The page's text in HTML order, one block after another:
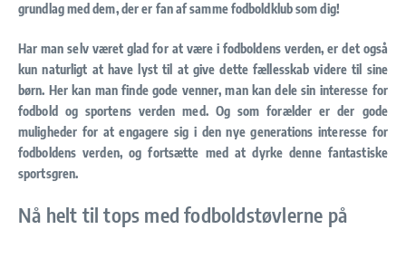
grundlag med dem, der er fan af samme fodboldklub som dig!
Har man selv været glad for at være i fodboldens verden, er det også
kun naturligt at have lyst til at give dette fællesskab videre til sine
børn. Her kan man finde gode venner, man kan dele sin interesse for
fodbold og sportens verden med. Og som forælder er der gode
muligheder for at engagere sig i den nye generations interesse for
fodboldens verden, og fortsætte med at dyrke denne fantastiske
sportsgren.
Nå helt til tops med fodboldstøvlerne på